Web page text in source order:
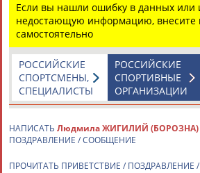
Камалудин
АБДУЛДАУДОВ
Абдула
АБДУЛЖАЛИЛОВ
Магомед
24 персон из 13181
ЕЩЁ
Если вы нашли ошибку в данных или
недостающую информацию, внесите
самостоятельно
РОССИЙСКИЕ
СПОРТИВНЫЕ
ОРГАНИЗАЦИИ
РОССИЙСКИЕ
СПОРТСМЕНЫ,
СПЕЦИАЛИСТЫ
НАПИСАТЬ Людмила ЖИГИЛИЙ (БОРОЗНА)
ПОЗДРАВЛЕНИЕ / СООБЩЕНИЕ
ПРОЧИТАТЬ ПРИВЕТСТВИЕ / ПОЗДРАВЛЕНИЕ